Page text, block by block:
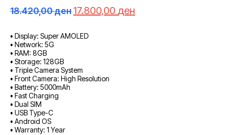
18.420,00денÇmimi
qe:
18.420,00 ден.
17.800,00 ден
• Display: Super AMOLED
• Network: 5G
• RAM: 8GB
• Storage: 128GB
• Triple Camera System
• Front Camera: High Resolution
• Battery: 5000mAh
• Fast Charging
• Dual SIM
• USB Type-C
• Android OS
• Warranty: 1 Year